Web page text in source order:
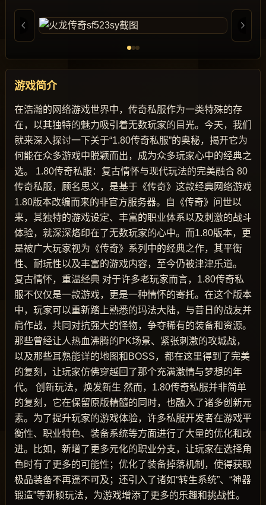
游戏简介
在浩瀚的网络游戏世界中，传奇私服作为一类特殊的存
在，以其独特的魅力吸引着无数玩家的目光。今天，我们
就来深入探讨一下关于“1.80传奇私服”的奥秘，揭开它为
何能在众多游戏中脱颖而出，成为众多玩家心中的经典之
选。 1.80传奇私服：复古情怀与现代玩法的完美融合 80
传奇私服，顾名思义，是基于《传奇》这款经典网络游戏
1.80版本改编而来的非官方服务器。自《传奇》问世以
来，其独特的游戏设定、丰富的职业体系以及刺激的战斗
体验，就深深烙印在了无数玩家的心中。而1.80版本，更
是被广大玩家视为《传奇》系列中的经典之作，其平衡
性、耐玩性以及丰富的游戏内容，至今仍被津津乐道。
复古情怀，重温经典 对于许多老玩家而言，1.80传奇私
服不仅仅是一款游戏，更是一种情怀的寄托。在这个版本
中，玩家可以重新踏上熟悉的玛法大陆，与昔日的战友并
肩作战，共同对抗强大的怪物，争夺稀有的装备和资源。
那些曾经让人热血沸腾的PK场景、紧张刺激的攻城战，
以及那些耳熟能详的地图和BOSS，都在这里得到了完美
的复刻，让玩家仿佛穿越回了那个充满激情与梦想的年
代。 创新玩法，焕发新生 然而，1.80传奇私服并非简单
的复刻，它在保留原版精髓的同时，也融入了诸多创新元
素。为了提升玩家的游戏体验，许多私服开发者在游戏平
衡性、职业特色、装备系统等方面进行了大量的优化和改
进。比如，新增了更多元化的职业分支，让玩家在选择角
色时有了更多的可能性；优化了装备掉落机制，使得获取
极品装备不再遥不可及；还引入了诸如“转生系统”、“神器
锻造”等新颖玩法，为游戏增添了更多的乐趣和挑战性。